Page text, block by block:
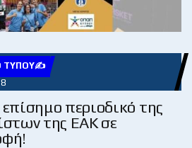
ΤΎΠΟΥ✍
περιοδικό της
της ΕΑΚ σε